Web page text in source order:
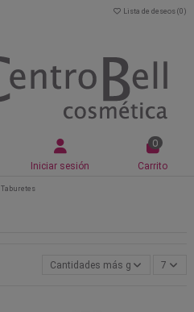
Lista de deseos (0 )
Iniciar sesión
0
Carrito
Taburetes
Cantidades más grandes7